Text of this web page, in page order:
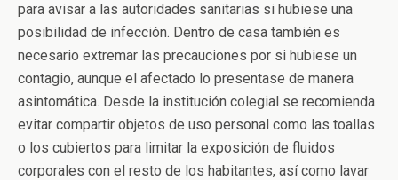
para avisar a las autoridades sanitarias si hubiese una
posibilidad de infección. Dentro de casa también es
necesario extremar las precauciones por si hubiese un
contagio, aunque el afectado lo presentase de manera
asintomática. Desde la institución colegial se recomienda
evitar compartir objetos de uso personal como las toallas
o los cubiertos para limitar la exposición de fluidos
corporales con el resto de los habitantes, así como lavar